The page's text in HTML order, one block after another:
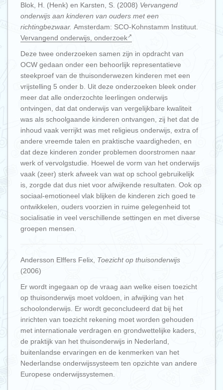
Blok, H. (Henk) en Karsten, S. (2008) Vervangend
onderwijs aan kinderen van ouders met een
richtingbezwaar.Amsterdam: SCO-Kohnstamm Instituut.
Vervangend onderwijs, onderzoek
Deze twee onderzoeken samen zijn in opdracht van
OCW gedaan onder een behoorlijk representatieve
steekproef van de thuisonderwezen kinderen met een
vrijstelling 5 onder b. Uit deze onderzoeken bleek onder
meer dat alle onderzochte leerlingen onderwijs
ontvingen, dat dat onderwijs van vergelijkbare kwaliteit
was als schoolgaande kinderen ontvangen, zij het dat de
inhoud vaak verrijkt was met religieus onderwijs, extra of
andere vreemde talen en praktische vaardigheden, en
dat deze kinderen zonder problemen doorstromen naar
werk of vervolgstudie. Hoewel de vorm van het onderwijs
vaak (zeer) sterk afweek van wat op school gebruikelijk
is, zorgde dat dus niet voor afwijkende resultaten. Ook op
sociaal-emotioneel vlak blijken de kinderen zich goed te
ontwikkelen, ouders voorzien in ruime gelegenheid tot
socialisatie in veel verschillende settingen en met diverse
groepen mensen.
Andersson Elffers Felix, Toezicht op thuisonderwijs
(2006)
Er wordt ingegaan op de vraag aan welke eisen toezicht
op thuisonderwijs moet voldoen, in afwijking van het
schoolonderwijs. Er wordt geconcludeerd dat bij het
inrichten van toezicht rekening moet worden gehouden
met internationale verdragen en grondwettelijke kaders,
de praktijk van het thuisonderwijs in Nederland,
buitenlandse ervaringen en de kenmerken van het
Nederlandse onderwijssysteem ten opzichte van andere
Europese onderwijssystemen.